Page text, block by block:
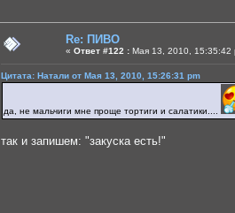
Re: ПИВО
« Ответ #122 : Мая 13, 2010, 15:35:42
Цитата: Натали от Мая 13, 2010, 15:26:31 pm
да, не мальчиги мне проще тортиги и салатики....
так и запишем: "закуска есть!"